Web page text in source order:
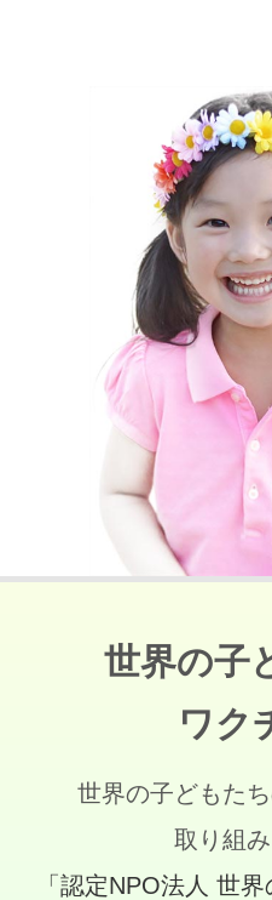
世界の子
ワク
世界の子どもた
取り組み
「認定NPO法人 世